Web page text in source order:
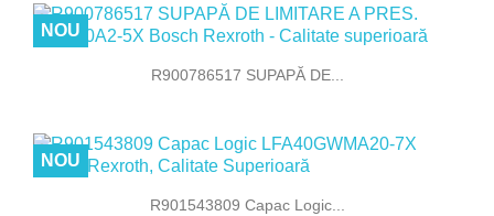
R900786517 SUPAPĂ DE...
NOU
R901543809 Capac Logic...
NOU